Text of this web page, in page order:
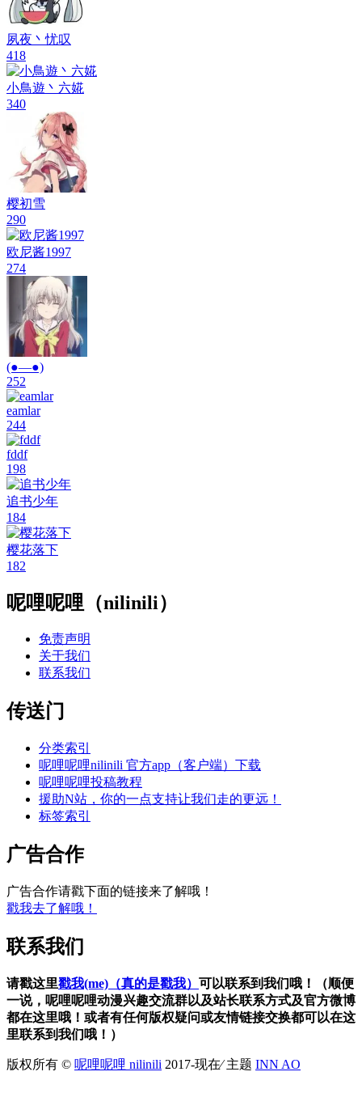
樱初雪
290
欧尼酱1997
(●—●)
252
eamlar
244
fddf
198
追书少年
184
樱花落下
182
呢哩呢哩（nilinili）
免责声明
关于我们
联系我们
分类索引
呢哩呢哩nilinili 官方app（客户端）下载
呢哩呢哩投稿教程
援助N站，你的一点支持让我们走的更远！
标签索引
广告合作
广告合作请戳下面的链接来了解哦！
戳我去了解哦！
联系我们
请戳这里戳我(me)（真的是戳我）
一说，呢哩呢哩动漫兴趣交流群以及站长联系方式及官方微博
都在这里哦！或者有任何版权疑问或友情链接交换都可以在这
里联系到我们哦！）